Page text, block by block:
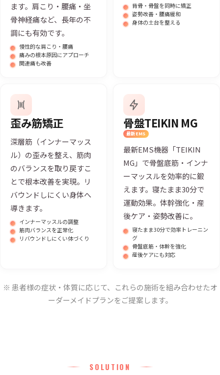
ます。肩こり・腰痛・坐
骨神経痛など、長年の不
調にも有効です。
慢性的な肩こり・腰痛
痛みの根本原因にアプローチ
関連痛も改善
背骨・骨盤を同時に矯正
姿勢改善・腰痛緩和
身体の土台を整える
歪み筋矯正
深層筋（インナーマッス
ル）の歪みを整え、筋肉
のバランスを取り戻すこ
とで根本改善を実現。リ
バウンドしにくい身体へ
導きます。
インナーマッスルの調整
筋肉バランスを正常化
リバウンドしにくい体づくり
骨盤TEIKIN MG
最新EMS
最新EMS機器「TEIKIN
MG」で骨盤底筋・インナ
ーマッスルを効率的に鍛
えます。寝たまま30分で
運動効果。体幹強化・産
後ケア・姿勢改善に。
寝たまま30分で効率トレーニン
グ
骨盤底筋・体幹を強化
産後ケアにも対応
※ 患者様の症状・体質に応じて、これらの施術を組み合わせたオ
ーダーメイドプランをご提案します。
SOLUTION